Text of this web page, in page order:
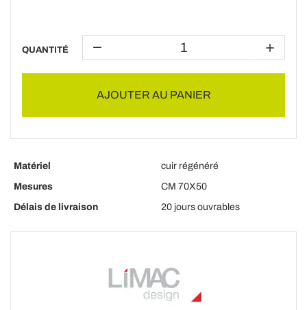
QUANTITÉ
AJOUTER AU PANIER
Matériel
cuir régénéré
Mesures
CM 70X50
Délais de livraison
20 jours ouvrables